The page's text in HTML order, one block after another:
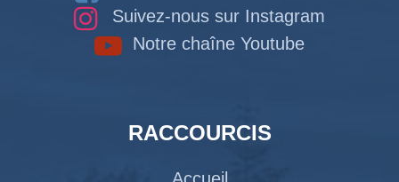
Suivez-nous sur Instagram
Notre chaîne Youtube
RACCOURCIS
Accueil